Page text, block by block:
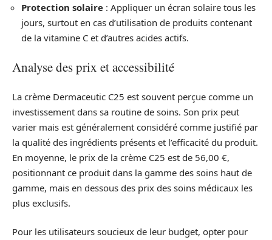
Protection solaire : Appliquer un écran solaire tous les
jours, surtout en cas d’utilisation de produits contenant
de la vitamine C et d’autres acides actifs.
Analyse des prix et accessibilité
La crème Dermaceutic C25 est souvent perçue comme un
investissement dans sa routine de soins. Son prix peut
varier mais est généralement considéré comme justifié par
la qualité des ingrédients présents et l’efficacité du produit.
En moyenne, le prix de la crème C25 est de 56,00 €,
positionnant ce produit dans la gamme des soins haut de
gamme, mais en dessous des prix des soins médicaux les
plus exclusifs.
Pour les utilisateurs soucieux de leur budget, opter pour